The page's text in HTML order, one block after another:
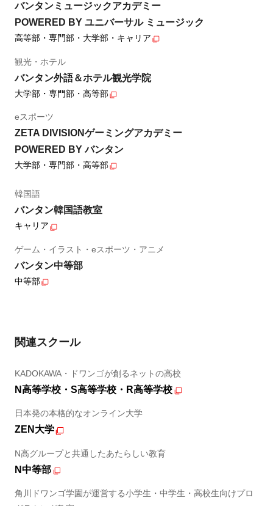
バンタンミュージックアカデミー
POWERED BY ユニバーサル ミュージック
高等部・専門部・大学部・キャリア
観光・ホテル
バンタン外語＆ホテル観光学院
大学部・専門部・高等部
eスポーツ
ZETA DIVISIONゲーミングアカデミー
POWERED BY バンタン
大学部・専門部・高等部
韓国語
バンタン韓国語教室
キャリア
ゲーム・イラスト・eスポーツ・アニメ
バンタン中等部
中等部
関連スクール
KADOKAWA・ドワンゴが創るネットの高校
N高等学校・S高等学校・R高等学校
日本発の本格的なオンライン大学
ZEN大学
N高グループと共通したあたらしい教育
N中等部
角川ドワンゴ学園が運営する小学生・中学生・高校生向けプロ